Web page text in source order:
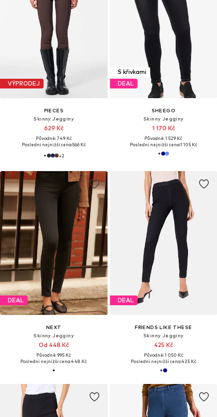
VÝPRODEJ
PIECES
Skinny Jeggíny
629 Kč
Původně: 749 Kč
Poslední nejnižší cena:566 Kč
+2
S křivkami
DEAL
SHEEGO
Skinny Jeggíny
1 170 Kč
Původně: 1 529 Kč
Poslední nejnižší cena:1 105 Kč
DEAL
NEXT
Skinny Jeggíny
Od 448 Kč
Původně: 995 Kč
Poslední nejnižší cena:448 Kč
DEAL
FRIENDS LIKE THESE
Skinny Jeggíny
425 Kč
Původně: 1 050 Kč
Poslední nejnižší cena:425 Kč